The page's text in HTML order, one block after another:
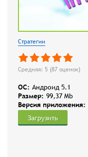
Стратегии
Средняя: 5 (87 оценок)
OC: Андроид 5.1
Размер: 99,37 Mb
Версия приложения:
Загрузить